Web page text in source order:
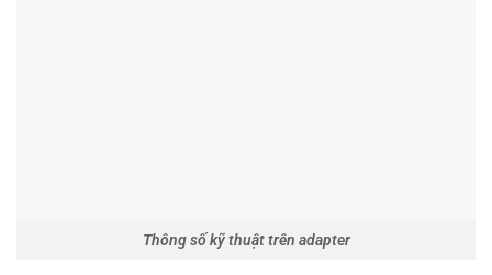
Thông số kỹ thuật trên adapter